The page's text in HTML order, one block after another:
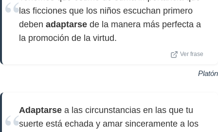
las ficciones que los niños escuchan primero
deben adaptarse de la manera más perfecta a
la promoción de la virtud.
Ver frase
Platón
Adaptarse a las circunstancias en las que tu
suerte está echada y amar sinceramente a los